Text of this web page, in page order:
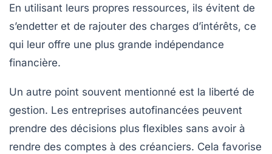
En utilisant leurs propres ressources, ils évitent de
s’endetter et de rajouter des charges d’intérêts, ce
qui leur offre une plus grande indépendance
financière.
Un autre point souvent mentionné est la liberté de
gestion. Les entreprises autofinancées peuvent
prendre des décisions plus flexibles sans avoir à
rendre des comptes à des créanciers. Cela favorise